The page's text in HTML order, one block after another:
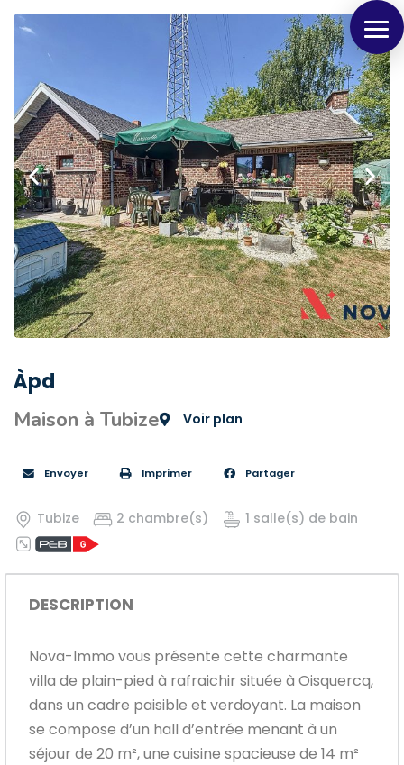
Panneau de gestion des cookies
Àpd
Maison à Tubize Voir plan
Envoyer Imprimer Partager
Tubize 2 chambre(s) 1 salle(s) de bain
DESCRIPTION
Nova-Immo vous présente cette charmante
villa de plain-pied à rafraichir située à Oisquercq,
dans un cadre paisible et verdoyant. La maison
se compose d’un hall d’entrée menant à un
séjour de 20 m², une cuisine spacieuse de 14 m²